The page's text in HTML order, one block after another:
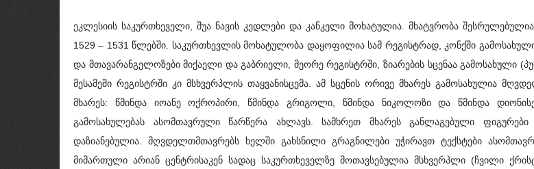
ეკლესიის საკურთხეველი, შუა ნავის კედლები და კანკელი მოხატულია. მხატვრობა
1529 – 1531 წლებში. საკურთხევლის მოხატულობა დაყოფილია სამ რეგისტრად, კონქში
და მთავარანგელოზები მიქაელი და გაბრიელი, მეორე რეგისტრში, ზიარების სცენაა გამოსახული
მესამეში რეგისტრში კი მსხვერპლის თაყვანისცემა. ამ სცენის ორივე მხარეს გამოსახულია
მხარეს: წმინდა იოანე ოქროპირი, წმინდა გრიგოლი, წმინდა ნიკოლოზი და წმინდა
გამოსახულებას ასომთავრული წარწერა ახლავს. სამხრეთ მხარეს განლაგებული
დაზიანებულია. მღვდელთმთავრებს ხელში გახსნილი გრაგნილები უჭირავთ ტექსტები
მიმართული არიან ცენტრისაკენ სადაც საკურთხეველზე მოთავსებულია მსხვერპლი (ჩვილი